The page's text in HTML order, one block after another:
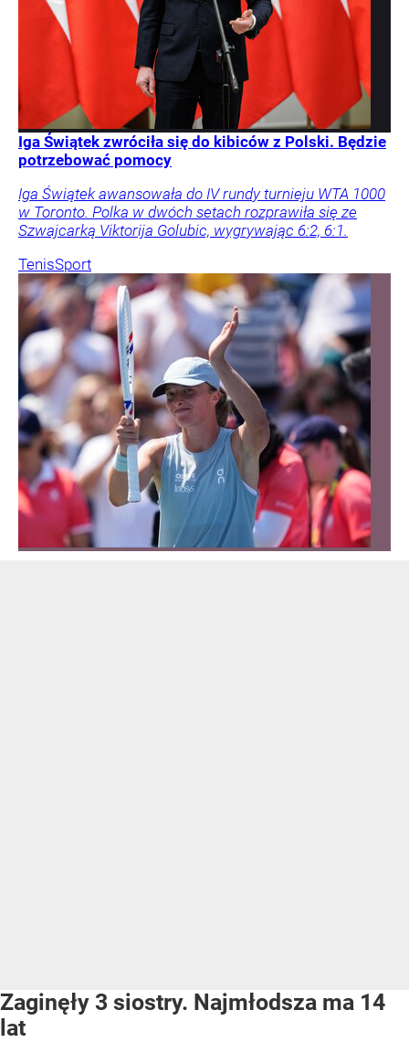
Iga Świątek zwróciła się do kibiców z Polski. Będzie
potrzebować pomocy
Iga Świątek awansowała do IV rundy turnieju WTA 1000
w Toronto. Polka w dwóch setach rozprawiła się ze
Szwajcarką Viktorija Golubic, wygrywając 6:2, 6:1.
TenisSport
Zaginęły 3 siostry. Najmłodsza ma 14
lat